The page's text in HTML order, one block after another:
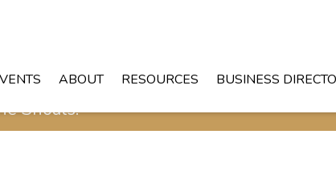
ABOUT RESOURCES BUSINESS
Shoals!